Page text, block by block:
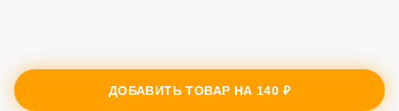
ДОБАВИТЬ ТОВАР НА 140 ₽